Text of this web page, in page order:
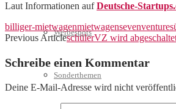
Werbespots
Sonderthemen
Laut Informationen aufDeutsche-
billiger-mietwagenmietwagensevenventures
Previous ArticleschülerVZ wird
Schreibe einen Kommentar
Deine E-Mail-Adresse wird nicht